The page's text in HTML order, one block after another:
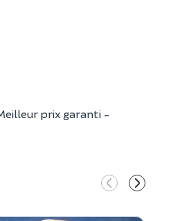
prix garanti -